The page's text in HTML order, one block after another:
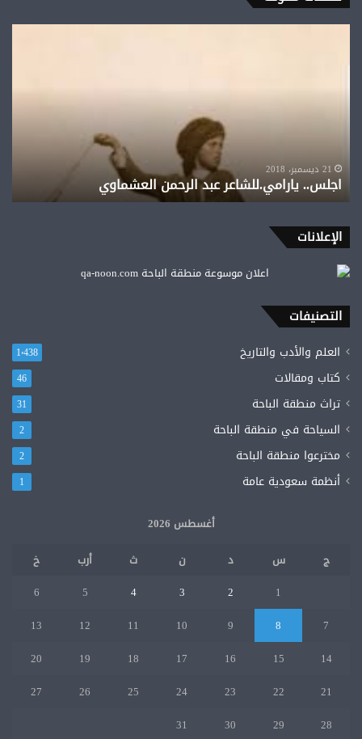
عبد
21 ديسمبر، 2018
اجلس.. يارامي.للشاعر عبد الرحمن العشماوي
الإعلانات
التصنيفات
العلم والأدب والتاريخ 1٬438
كتاب ومقالات 46
تراث منطقة الباحة 31
السياحة في منطقة الباحة 2
مخترعوا منطقة الباحة 2
أنظمة سعودية عامة 1
أغسطس 2026
ج
س د ن ث أرب
خ
1
2
3
4
5
6
7
8
9
10
11
12
13
14
15
16
17
18
19
20
21
22
23
24
25
26
27
28
29
30
31